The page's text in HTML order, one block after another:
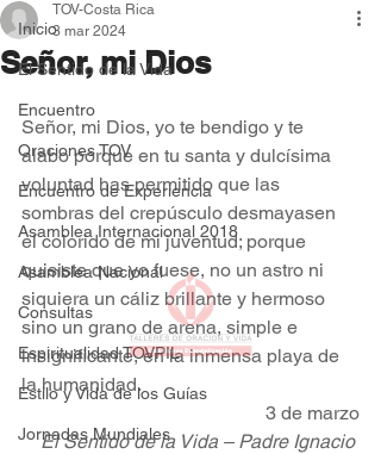
Inicio
El Sentido de la Vida
Encuentro
Oraciones TOV
Encuentro de Experiencia
Asamblea Internacional 2018
Asamblea Nacional
Consultas
Espiritualidad TOVPIL
Estilo y Vida de los Guías
Jornadas Mundiales
Señor, mi Dios
TOV-Costa Rica
3 mar 2024
Señor, mi Dios, yo te bendigo y te
alabo porque en tu santa y dulcísima
voluntad has permitido que las
sombras del crepúsculo desmayasen
el colorido de mi juventud; porque
quisiste que yo fuese, no un astro ni
siquiera un cáliz brillante y hermoso
sino un grano de arena, simple e
insignificante, en la inmensa playa de
la humanidad.
3 de marzo
El Sentido de la Vida – Padre Ignacio